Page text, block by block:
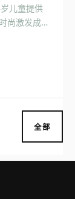
儿童提供
尚激发成长
。
全部